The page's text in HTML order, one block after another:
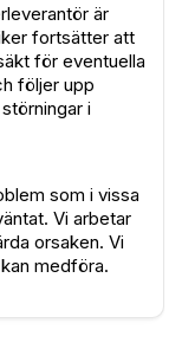
är
fortsätter att
för eventuella
följer upp
i
som i vissa
Vi arbetar
orsaken. Vi
medföra.